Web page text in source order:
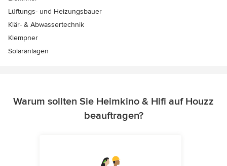
Lüftungs- und Heizungsbauer
Klär- & Abwassertechnik
Klempner
Solaranlagen
Warum sollten Sie Heimkino & Hifi auf Houzz
beauftragen?